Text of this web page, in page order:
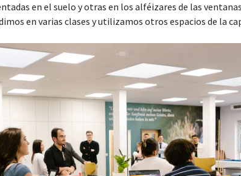
en el suelo y otras en los alféizares de las
en varias clases y utilizamos otros espacios de la